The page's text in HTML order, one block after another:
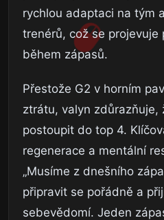
rychlou adaptaci na tým
trenérů, což se projevuje
během zápasů.
Přestože G2 v horním
ztrátu, valyn zdůrazňuje,
postoupit do top 4.
regenerace a mentální
„Musíme z dnešního
připravit se pořádně a
sebevědomí. Jeden